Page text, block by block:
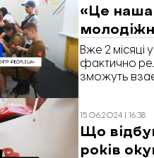
«Це наша
Вже 2
фактично
зможуть
15.06.2024 | 16:38
Що
років